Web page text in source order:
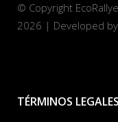
© Copyright
2026 | Developed by
TÉRMINOS LEGALES